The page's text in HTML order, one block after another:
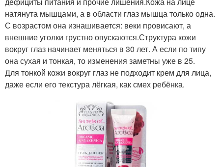
натянута мышцами, а в области глаз мышца только одна.
С возрастом она изнашивается: веки провисают, а
внешние уголки грустно опускаются.Структура кожи
вокруг глаз начинает меняться в 30 лет. А если по типу
она сухая и тонкая, то изменения заметны уже в 25.
Для тонкой кожи вокруг глаз не подходит крем для лица,
даже если его текстура лёгкая, как смех ребёнка.